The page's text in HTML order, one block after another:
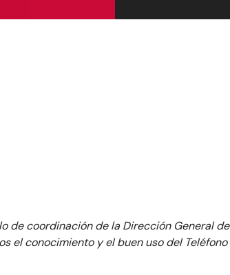
de coordinación de la Dirección General de
el conocimiento y el buen uso del Teléfono